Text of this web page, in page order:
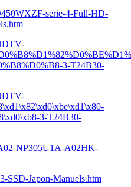
serie-4-Full-HD-
3-T24B30-
3-T24B30-
NP305U1A-A02HK-
SSD-Japon-Manuels.htm